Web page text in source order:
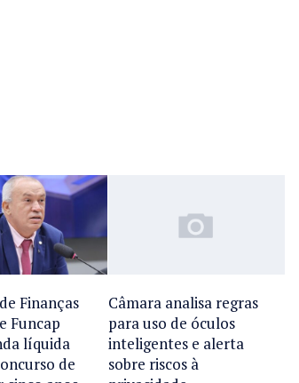
Finanças
Funcap
líquida
de
Câmara analisa regras
para uso de óculos
inteligentes e alerta
sobre riscos à